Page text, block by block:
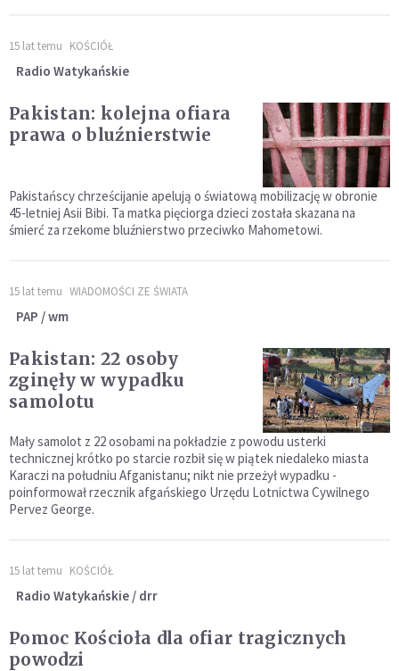
15 lat temu KOŚCIÓŁ
Radio Watykańskie
Pakistan: kolejna ofiara
prawa o bluźnierstwie
Pakistańscy chrześcijanie apelują o światową mobilizację w obronie
45-letniej Asii Bibi. Ta matka pięciorga dzieci została skazana na
śmierć za rzekome bluźnierstwo przeciwko Mahometowi.
15 lat temu WIADOMOŚCI ZE ŚWIATA
PAP / wm
Pakistan: 22 osoby
zginęły w wypadku
samolotu
Mały samolot z 22 osobami na pokładzie z powodu usterki
technicznej krótko po starcie rozbił się w piątek niedaleko miasta
Karaczi na południu Afganistanu; nikt nie przeżył wypadku -
poinformował rzecznik afgańskiego Urzędu Lotnictwa Cywilnego
Pervez George.
15 lat temu KOŚCIÓŁ
Radio Watykańskie / drr
Pomoc Kościoła dla ofiar tragicznych
powodzi